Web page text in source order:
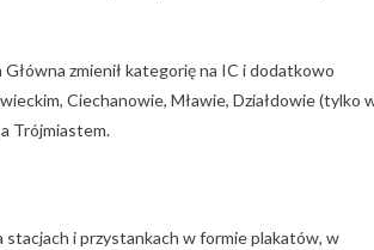
zmienił kategorię na IC i dodatkowo
Ciechanowie, Mławie, Działdowie (tylko
Trójmiastem.
stacjach i przystankach w formie plakatów, w